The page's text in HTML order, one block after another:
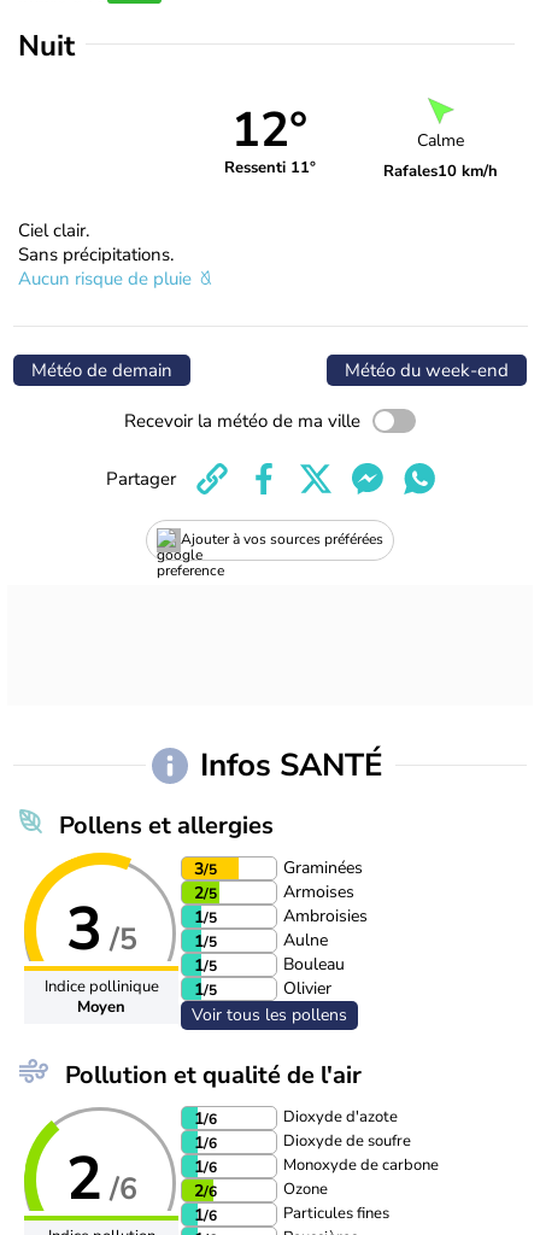
Nuit
12°
Ressenti 11°
Calme
Rafales10 km/h
Ciel clair.
Sans précipitations.
Aucun risque de pluie
Météo de demain Météo du week-end
Recevoir la météo de ma ville
Ajouter à vos sources préférées
Partager
Infos SANTÉ
Pollens et allergies
3 /5
Indice pollinique
Moyen
3/5
Graminées
2/5
Armoises
1/5
Ambroisies
1/5
Aulne
1/5
Bouleau
1/5
Olivier
Voir tous les pollens
Pollution et qualité de l'air
2 /6
1/6 Dioxyde d'azote
1/6 Dioxyde de soufre
1/6 Monoxyde de carbone
2/6 Ozone
1/6 Particules fines